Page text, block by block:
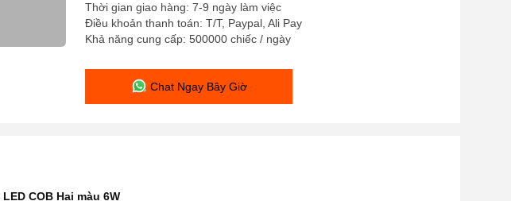
Thời gian giao hàng: 7-9 ngày làm việc
Điều khoản thanh toán: T/T, Paypal, Ali Pay
Khả năng cung cấp: 500000 chiếc / ngày
Chat Ngay Bây Giờ
LED COB Hai màu 6W